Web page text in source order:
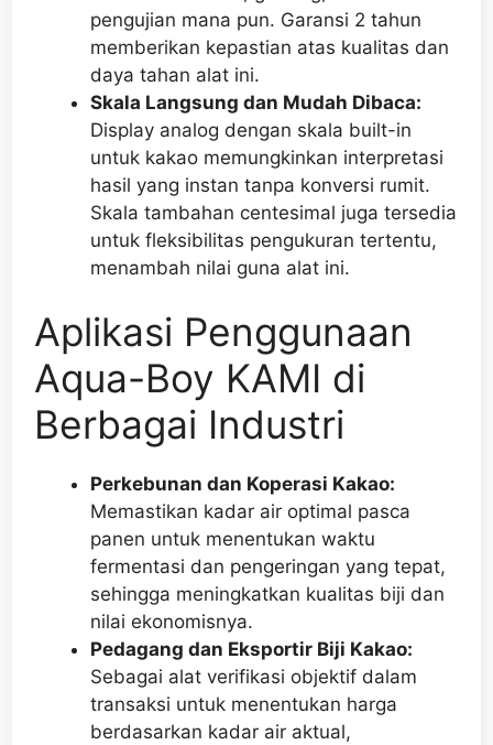
pengujian mana pun. Garansi 2 tahun
memberikan kepastian atas kualitas dan
daya tahan alat ini.
Skala Langsung dan Mudah Dibaca:
Display analog dengan skala built-in
untuk kakao memungkinkan interpretasi
hasil yang instan tanpa konversi rumit.
Skala tambahan centesimal juga tersedia
untuk fleksibilitas pengukuran tertentu,
menambah nilai guna alat ini.
Aplikasi Penggunaan
Aqua-Boy KAMI di
Berbagai Industri
Perkebunan dan Koperasi Kakao:
Memastikan kadar air optimal pasca
panen untuk menentukan waktu
fermentasi dan pengeringan yang tepat,
sehingga meningkatkan kualitas biji dan
nilai ekonomisnya.
Pedagang dan Eksportir Biji Kakao:
Sebagai alat verifikasi objektif dalam
transaksi untuk menentukan harga
berdasarkan kadar air aktual,